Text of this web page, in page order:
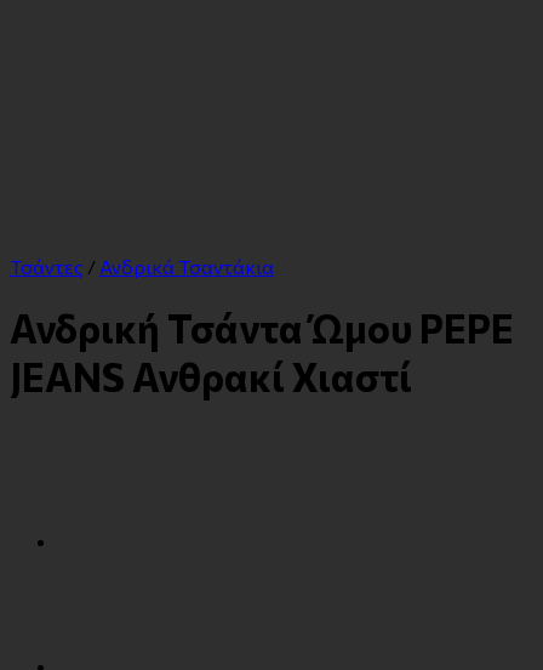
Τσάντες / Ανδρικά Τσαντάκια
Ανδρική Τσάντα Ώμου PEPE
JEANS Ανθρακί Χιαστί